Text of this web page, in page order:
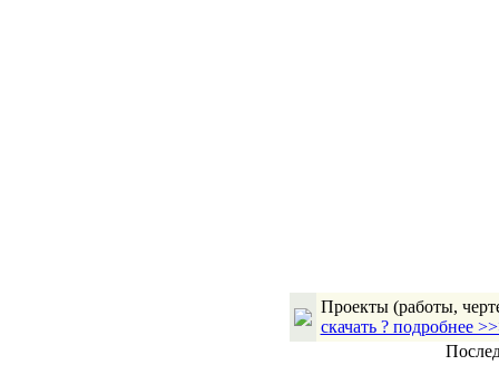
Проекты (работы,
скачать ? подробнее